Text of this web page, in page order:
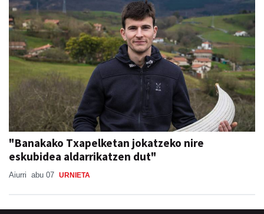
"Banakako Txapelketan jokatzeko nire
eskubidea aldarrikatzen dut"
Aiurri abu 07 URNIETA